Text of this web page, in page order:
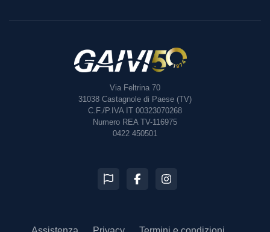
Via Feltrina 70
31038 Castagnole di Paese (TV)
C.F./P.IVA IT 00323070268
Numero REA TV-116975
0422 450501